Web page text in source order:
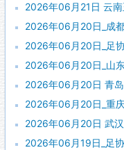
2026年06月21日 云南玉
2026年06月20日_成都蓉城
2026年06月20日_足协杯 上
2026年06月20日_山东泰山
2026年06月20日 青岛海
2026年06月20日_重庆铜梁
2026年06月20日 武汉三
2026年06月19日_足协杯 大